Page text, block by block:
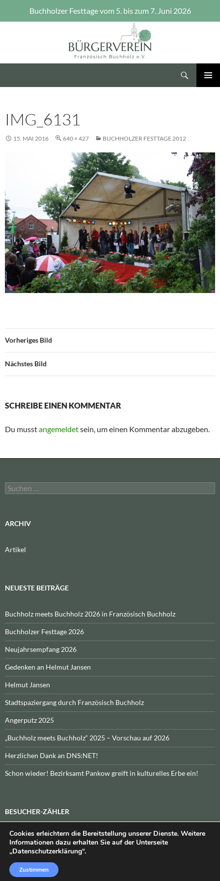
Buchholzer Festtage vom 5. bis zum 7. Juni 2026
IMG_6131
15. MAI 2016 640 × 427 BUCHHOLZER FESTTAGE 2012
Vorheriges Bild
Nächstes Bild
SCHREIBE EINEN KOMMENTAR
Du musstangemeldetsein, um einen Kommentar abzugeben.
Suchen
nach:
ARCHIV
Artikel
NEUESTE BEITRÄGE
Buchholz meets Buchholz 2026 in Französisch Buchholz
Buchholzer Festtage 2026
Neujahrsempfang 2026
Gedenken an Helmut Jansen
Helmut Jansen
Stadtspaziergang durch Französisch Buchholz
Angerputz 2025
„Buchholz meets Buchholz“ 2025 – Vorschau auf 2026
Herzlichen Dank an DNS:NET!
Schon wieder! Bezirksamt Pankow greift in kulturelles Erbe ein!
BESUCHER-ZÄHLER
Heute:_\n\nInsgesamt:_
Datenschutzerklärung
Cookies erleichtern die Bereitstellung unserer Dienste. Weitere
Informationen dazu erhalten Sie auf der Unterseite
„Datenschutzerklärung“.
Zustimmen